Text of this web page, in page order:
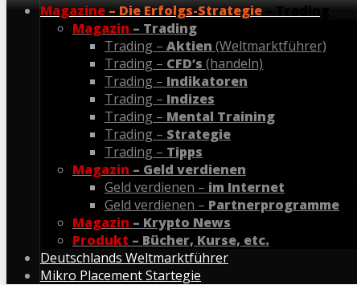
Magazine – Die Erfolgs-Strategie – Trading
Magazin – Trading
Trading – Aktien (Weltmarktführer)
Trading – CFD’s (handeln)
Trading – Indikatoren
Trading – Indizes
Trading – Mental Training
Trading – Strategie
Trading – Tipps
Magazin – Geld verdienen
Geld verdienen – im Internet
Geld verdienen – Partnerprogramme
Magazin – Krypto News
Produkt – Bücher, Kurse, etc.
Deutschlands Weltmarktführer
Mikro Placement Startegie